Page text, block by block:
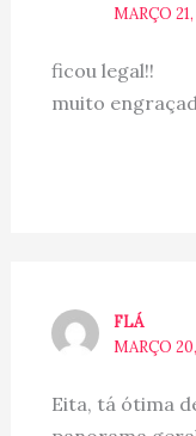
MARÇO
ficou legal!!
muito
FLÁ
MARÇO
Eita, tá ótima